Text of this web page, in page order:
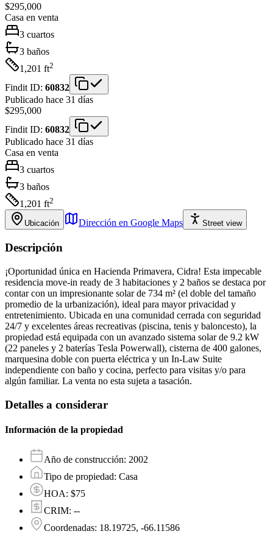
$295,000
Casa en venta
3 cuartos
3 baños
1,201 ft2
Findit ID: 60832
Publicado hace 31 días
$295,000
Findit ID: 60832
Publicado hace 31 días
Casa en venta
3 cuartos
3 baños
1,201 ft2
Ubicación Dirección en Google Maps Street view
Descripción
¡Oportunidad única en Hacienda Primavera, Cidra! Esta impecable
residencia move-in ready de 3 habitaciones y 2 baños se destaca por
contar con un impresionante solar de 734 m² (el doble del tamaño
promedio de la urbanización), ideal para mayor privacidad y
entretenimiento. Ubicada en una comunidad cerrada con seguridad
24/7 y excelentes áreas recreativas (piscina, tenis y baloncesto), la
propiedad está equipada con un avanzado sistema solar de 9.2 kW
(22 paneles y 2 baterías Tesla Powerwall), cisterna de 400 galones,
marquesina doble con puerta eléctrica y un In-Law Suite
independiente con baño y cocina, perfecto para visitas y/o para
algún familiar. La venta no esta sujeta a tasación.
Detalles a considerar
Información de la propiedad
Año de construcción: 2002
Tipo de propiedad: Casa
HOA: $75
CRIM: --
Coordenadas: 18.19725, -66.11586